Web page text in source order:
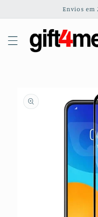
conteúdo
Envios em
informação
do produto